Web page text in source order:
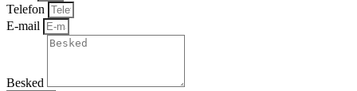
Telefon
E-mail
Besked